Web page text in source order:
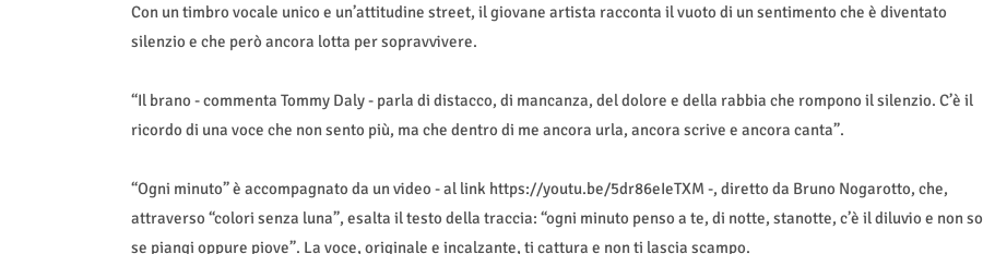
Con un timbro vocale unico e un’attitudine street, il giovane artista racconta il vuoto di un sentimento che è diventato
silenzio e che però ancora lotta per sopravvivere.
“Il brano - commenta Tommy Daly - parla di distacco, di mancanza, del dolore e della rabbia che rompono il silenzio. C’è il
ricordo di una voce che non sento più, ma che dentro di me ancora urla, ancora scrive e ancora canta”.
“Ogni minuto” è accompagnato da un video - al link https://youtu.be/5dr86eIeTXM -, diretto da Bruno Nogarotto, che,
attraverso “colori senza luna”, esalta il testo della traccia: “ogni minuto penso a te, di notte, stanotte, c’è il diluvio e non so
se piangi oppure piove”. La voce, originale e incalzante, ti cattura e non ti lascia scampo.